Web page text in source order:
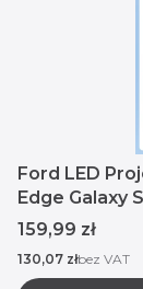
Ford LED
Edge Galaxy
Cena
159,99 zł
Cena
130,07 złbez VAT